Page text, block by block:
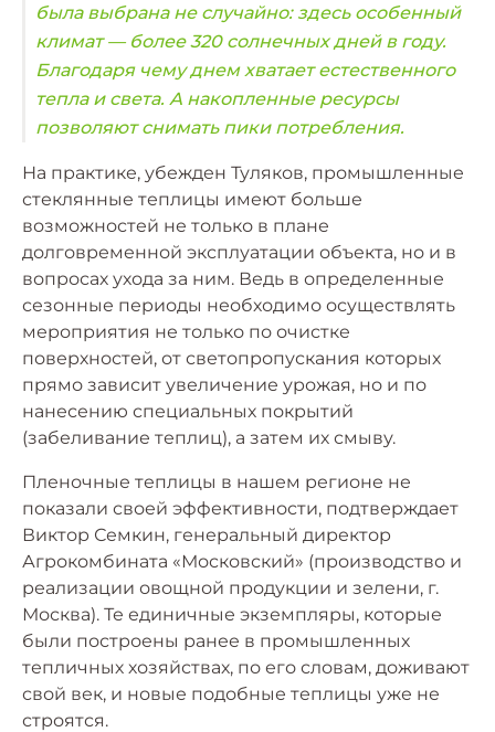
была выбрана не случайно: здесь особенный
климат — более 320 солнечных дней в году.
Благодаря чему днем хватает естественного
тепла и света. А накопленные ресурсы
позволяют снимать пики потребления.
На практике, убежден Туляков, промышленные
стеклянные теплицы имеют больше
возможностей не только в плане
долговременной эксплуатации объекта, но и в
вопросах ухода за ним. Ведь в определенные
сезонные периоды необходимо осуществлять
мероприятия не только по очистке
поверхностей, от светопропускания которых
прямо зависит увеличение урожая, но и по
нанесению специальных покрытий
(забеливание теплиц), а затем их смыву.
Пленочные теплицы в нашем регионе не
показали своей эффективности, подтверждает
Виктор Семкин, генеральный директор
Агрокомбината «Московский» (производство и
реализации овощной продукции и зелени, г.
Москва). Те единичные экземпляры, которые
были построены ранее в промышленных
тепличных хозяйствах, по его словам, доживают
свой век, и новые подобные теплицы уже не
строятся.